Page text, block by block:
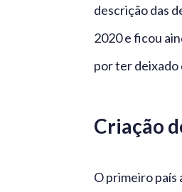
descrição das
2020 e ficou
por ter deixado
Criação
O primeiro país